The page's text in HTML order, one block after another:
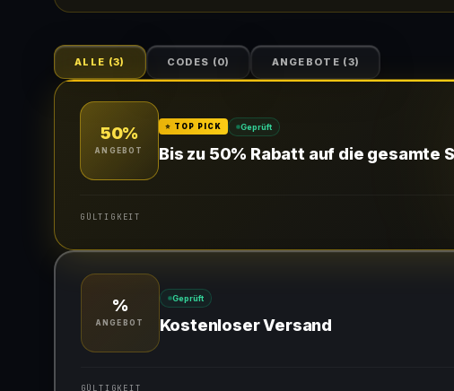
ALLE (3) CODES (0) ANGEBOTE (3)
50%
ANGEBOT
⭐ TOP PICK Geprüft
Bis zu 50% Rabatt auf die gesamte
GÜLTIGKEIT
Gültig für teilnehmende Produkte
%
ANGEBOT
Geprüft
Kostenloser Versand
GÜLTIGKEIT